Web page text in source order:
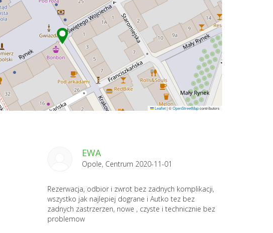
Leaflet|©OpenStreetMapcontributors
EWA
Opole, Centrum 2020-11-01
Rezerwacja, odbior i zwrot bez zadnych komplikacji,
wszystko jak najlepiej dograne i Autko tez bez
zadnych zastrzerzen, nowe , czyste i technicznie bez
problemow